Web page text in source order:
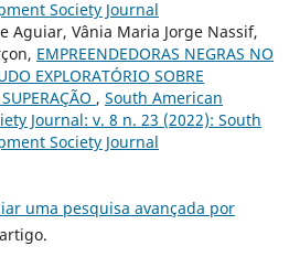
Society Journal
Aguiar, Vânia Maria Jorge Nassif,
EMPREENDEDORAS NEGRAS NO
EXPLORATÓRIO SOBRE
, South American
Journal: v. 8 n. 23 (2022): South
Society Journal
uma pesquisa avançada por